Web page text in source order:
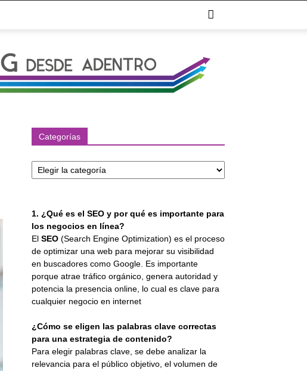
Categorías
1. ¿Qué es el SEO y por qué es importante para
los negocios en línea?
El SEO (Search Engine Optimization) es el proceso
de optimizar una web para mejorar su visibilidad
en buscadores como Google. Es importante
porque atrae tráfico orgánico, genera autoridad y
potencia la presencia online, lo cual es clave para
cualquier negocio en internet
¿Cómo se eligen las palabras clave correctas
para una estrategia de contenido?
Para elegir palabras clave, se debe analizar la
relevancia para el público objetivo, el volumen de